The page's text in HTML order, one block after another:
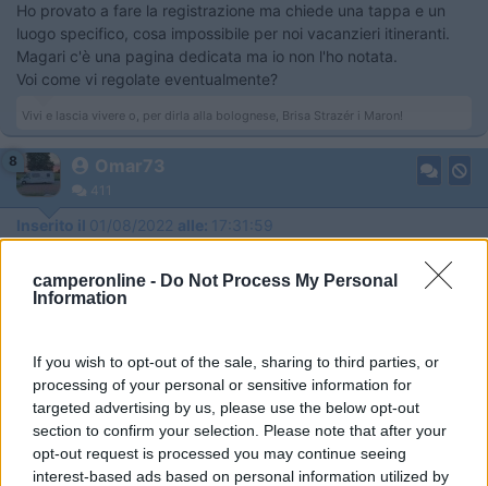
camperonline - Do Not Process My Personal
Information
If you wish to opt-out of the sale, sharing to third parties, or
processing of your personal or sensitive information for
targeted advertising by us, please use the below opt-out
section to confirm your selection. Please note that after your
opt-out request is processed you may continue seeing
interest-based ads based on personal information utilized by
Ho provato a fare la registrazione ma chiede una tappa e un
luogo specifico, cosa impossibile per noi vacanzieri itineranti.
​​​​​Magari c'è una pagina dedicata ma io non l'ho notata.
Voi come vi regolate eventualmente?
Vivi e lascia vivere o, per dirla alla bolognese, Brisa Strazér i Maron!
8 Omar73
411
Inserito il 01/08/2022 alle: 17:31:59
Vivi e lascia vivere o, per dirla alla bolognese, Brisa Strazér i Maron!
1447
Inserito il 01/08/2022
In risposta al messaggio di Omar73del01/08/2022 alle17:31:59
Nessuno ci ha mai pensato?